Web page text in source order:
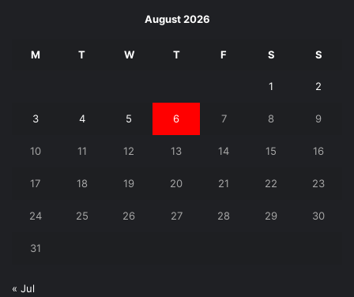
August 2026
M T W T F S S
1 2
3 4 5 6 7 8 9
10 11 12 13 14 15 16
17 18 19 20 21 22 23
24 25 26 27 28 29 30
31
« Jul